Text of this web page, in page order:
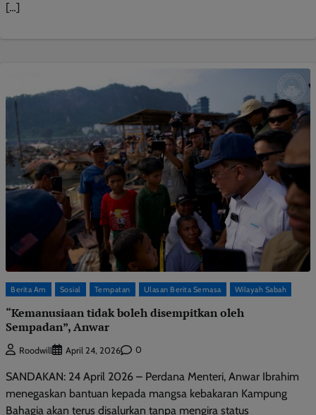
[…]
Berita Am Sosial Tempatan Ulasan Berita Semasa Wilayah Sabah
“Kemanusiaan tidak boleh disempitkan oleh
Sempadan”, Anwar
Roodwill April 24, 2026 0
SANDAKAN: 24 April 2026 – Perdana Menteri, Anwar Ibrahim
menegaskan bantuan kepada mangsa kebakaran Kampung
Bahagia akan terus disalurkan tanpa mengira status